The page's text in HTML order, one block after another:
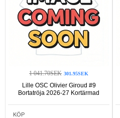
1 041.70SEK 301.95SEK
Lille OSC Olivier Giroud #9
Bortatröja 2026-27 Kortärmad
KÖP